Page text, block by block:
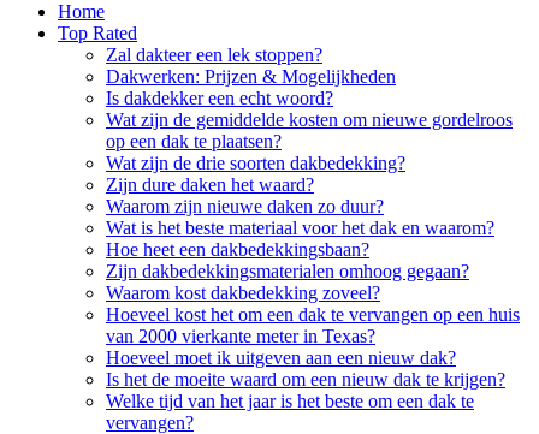
Home
Top Rated
Zal dakteer een lek stoppen?
Dakwerken: Prijzen & Mogelijkheden
Is dakdekker een echt woord?
Wat zijn de gemiddelde kosten om nieuwe gordelroos
op een dak te plaatsen?
Wat zijn de drie soorten dakbedekking?
Zijn dure daken het waard?
Waarom zijn nieuwe daken zo duur?
Wat is het beste materiaal voor het dak en waarom?
Hoe heet een dakbedekkingsbaan?
Zijn dakbedekkingsmaterialen omhoog gegaan?
Waarom kost dakbedekking zoveel?
Hoeveel kost het om een dak te vervangen op een huis
van 2000 vierkante meter in Texas?
Hoeveel moet ik uitgeven aan een nieuw dak?
Is het de moeite waard om een nieuw dak te krijgen?
Welke tijd van het jaar is het beste om een dak te
vervangen?